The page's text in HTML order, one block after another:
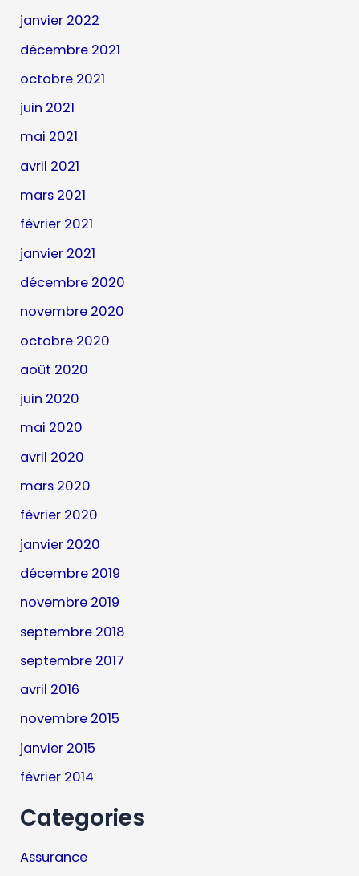
janvier 2022
décembre 2021
octobre 2021
juin 2021
mai 2021
avril 2021
mars 2021
février 2021
janvier 2021
décembre 2020
novembre 2020
octobre 2020
août 2020
juin 2020
mai 2020
avril 2020
mars 2020
février 2020
janvier 2020
décembre 2019
novembre 2019
septembre 2018
septembre 2017
avril 2016
novembre 2015
janvier 2015
février 2014
Categories
Assurance